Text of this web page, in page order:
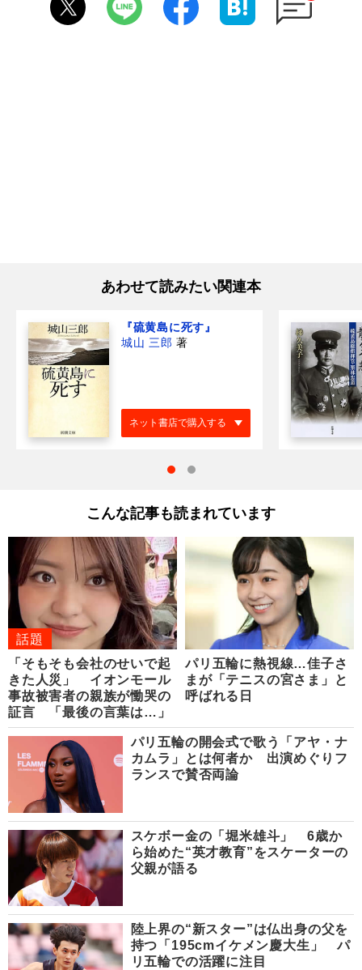
あわせて読みたい関連本
『硫黄島に死す』
城山 三郎 著
ネット書店で購入する
こんな記事も読まれています
話題
「そもそも会社のせいで起
きた人災」 イオンモール
事故被害者の親族が慟哭の
証言 「最後の言葉は…」
パリ五輪に熱視線…佳子さ
まが「テニスの宮さま」と
呼ばれる日
パリ五輪の開会式で歌う「アヤ・ナ
カムラ」とは何者か 出演めぐりフ
ランスで賛否両論
スケボー金の「堀米雄斗」 6歳か
ら始めた“英才教育”をスケーターの
父親が語る
陸上界の“新スター”は仏出身の父を
持つ「195cmイケメン慶大生」 パ
リ五輪での活躍に注目